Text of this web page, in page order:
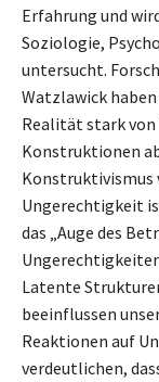
Erfahrung und
Soziologie,
untersucht.
Watzlawick
Realität stark von
Konstruktionen
Konstruktivismus
Ungerechtigkeit
das „Auge des
Latente
beeinflussen
Reaktionen auf
verdeutlichen,